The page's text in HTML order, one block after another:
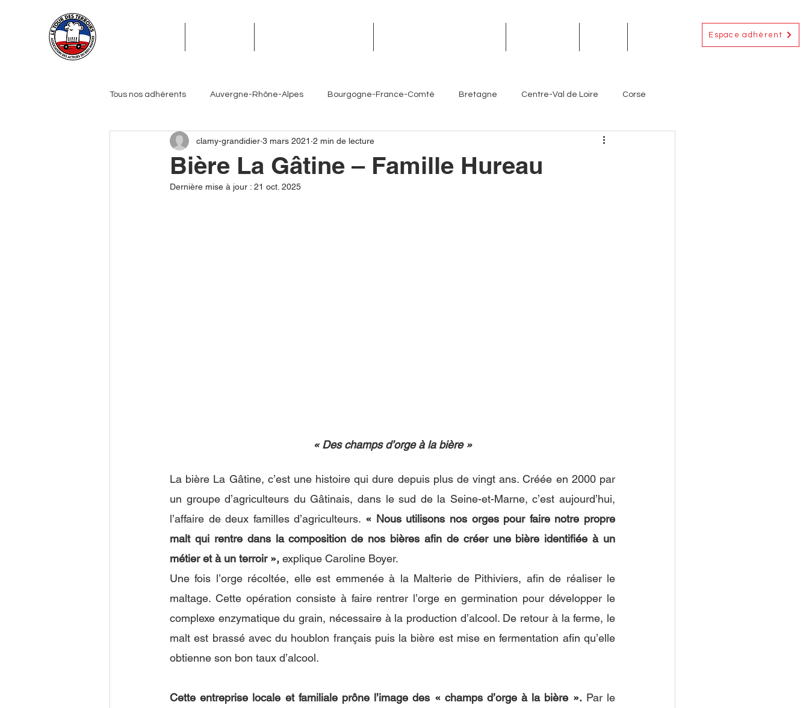
Espace adhérent
Tous nos adhérents Auvergne-Rhône-Alpes Bourgogne-France-Comté Bretagne Centre-Val de Loire Corse
Grand Est Hauts-de-France Île-de-France Normandie Outre-Mer
Pays de la Loire Provence-Alpes- Côte d'Azur
Bière La Gâtine – Famille Hureau
clamy-grandidier 3 mars 2021 2 min de lecture
Dernière mise à jour : 21 oct. 2025
« Des champs d’orge à la bière »
La bière La Gâtine, c’est une histoire qui dure depuis plus de vingt ans. Créée en 2000 par
un groupe d’agriculteurs du Gâtinais, dans le sud de la Seine-et-Marne, c’est aujourd’hui,
l’affaire de deux familles d’agriculteurs. « Nous utilisons nos orges pour faire notre propre
malt qui rentre dans la composition de nos bières afin de créer une bière identifiée à un
métier et à un terroir », explique Caroline Boyer.
Une fois l’orge récoltée, elle est emmenée à la Malterie de Pithiviers, afin de réaliser le
maltage. Cette opération consiste à faire rentrer l’orge en germination pour développer le
complexe enzymatique du grain, nécessaire à la production d’alcool. De retour à la ferme, le
malt est brassé avec du houblon français puis la bière est mise en fermentation afin qu’elle
obtienne son bon taux d’alcool.
Cette entreprise locale et familiale prône l’image des « champs d’orge à la bière ». Par le